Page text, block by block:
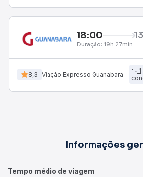
18:00
Duração: 19h 27min
8,3 Viação Expresso Guanabara
1
Informações
Tempo médio de viagem